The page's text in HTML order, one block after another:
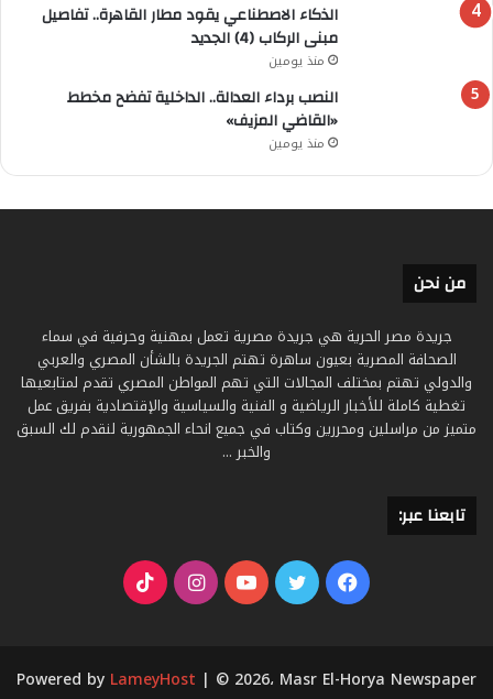
الذكاء الاصطناعي يقود مطار القاهرة.. تفاصيل
مبنى الركاب (4) الجديد
منذ يومين
النصب برداء العدالة.. الداخلية تفضح مخطط
«القاضي المزيف»
منذ يومين
من نحن
جريدة مصر الحرية هي جريدة مصرية تعمل بمهنية وحرفية في سماء
الصحافة المصرية بعيون ساهرة تهتم الجريدة بالشأن المصري والعربي
والدولي تهتم بمختلف المجالات التي تهم المواطن المصري تقدم لمتابعيها
تغطية كاملة للأخبار الرياضية و الفنية والسياسية والإقتصادية بفريق عمل
متميز من مراسلين ومحررين وكتاب في جميع انحاء الجمهورية لنقدم لك السبق
والخبر ...
تابعنا عبر:
فيسبوكتويتر يوتيوب انستقرام‫TikTok
Powered by LameyHost | © 2026، Masr El-Horya Newspaper